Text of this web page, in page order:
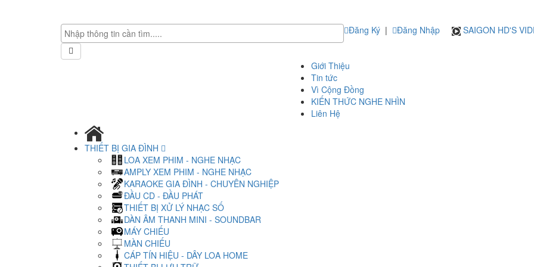
Đăng Ký | Đăng Nhập SAIGON HD'S
Giới Thiệu
Tin tức
Vì Cộng Đồng
KIẾN THỨC NGHE NHÌN
Liên Hệ
THIẾT BỊ GIA ĐÌNH
LOA XEM PHIM - NGHE NHẠC
AMPLY XEM PHIM - NGHE NHẠC
KARAOKE GIA ĐÌNH - CHUYÊN NGHIỆP
ĐẦU CD - ĐẦU PHÁT
THIẾT BỊ XỬ LÝ NHẠC SỐ
DÀN ÂM THANH MINI - SOUNDBAR
MÁY CHIẾU
MÀN CHIẾU
CÁP TÍN HIỆU - DÂY LOA HOME